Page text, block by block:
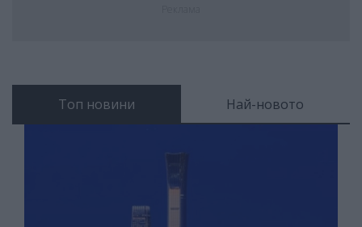
Топ новини Най-новото